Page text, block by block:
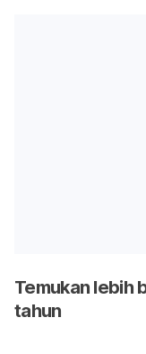
Temukan lebih
tahun